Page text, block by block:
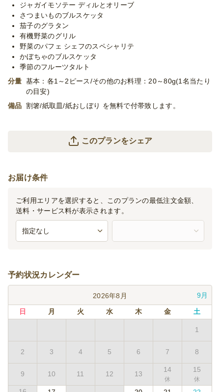
※使い捨て容器でお届けするデリバリープランです。設置・配
膳・撤収等のサービスはついておりません。
※「10卓に配置」などお客様ご指定の数の卓に配置する場合、
追加容器代金をいただいたり、容器が変更になる場合がございま
す。予めご了承くださいませ。
※プランに記載のあるメニュー以外もご対応が可能です。お気軽
に御相談ください。
ジャガイモソテー ディルとオリーブ
さつまいものブルスケッタ
茄子のグラタン
有機野菜のグリル
野菜のパフェ シェフのスペシャリテ
かぼちゃのブルスケッタ
季節のフルーツタルト
分量 基本：各1～2ピース/その他のお料理：20～80g(1名当たり
の目安)
備品 割箸/紙取皿/紙おしぼり を無料で付帯致します。
このプランをシェア
お届け条件
ご利用エリアを選択すると、このプランの最低注文金額、
送料・サービス料が表示されます。
予約状況カレンダー
2026年8月 9月
日 月 火 水 木 金 土
1
2 3 4 5 6 7 8
9 10 11 12 13
14 15